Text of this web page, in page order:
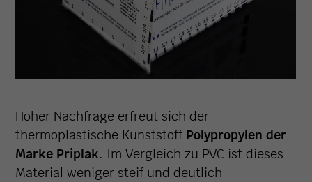
Hoher Nachfrage erfreut sich der
thermoplastische Kunststoff Polypropylen der
Marke Priplak. Im Vergleich zu PVC ist dieses
Material weniger steif und deutlich